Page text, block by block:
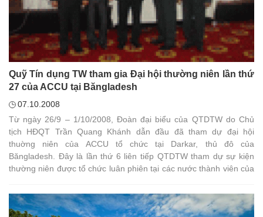
Quỹ Tín dụng TW tham gia Đại hội thường niên lần thứ
27 của ACCU tại Băngladesh
07.10.2008
Từ ngày 26/9 – 1/10/2008, Đoàn đại biểu của QTDTW do Chủ
tịch HĐQT Trần Quang Khánh dẫn đầu đã tham dự đại hội
thuờng niên của ACCU tổ chức tại Darkar, thủ đô của
Băngladesh. Đây là lần thứ 6 liên tiếp QTDTW tham dự sự kiện
thường niên được tổ chức luân phiên tại các nước thành viên của